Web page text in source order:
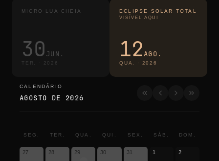
MICRO LUA CHEIA
30 JUN.
TER. · 2026
ECLIPSE SOLAR TOTAL
VISÍVEL AQUI
12AGO.
QUA. · 2026
calendário
CALENDÁRIO
AGOSTO DE 2026
SEG. TER. QUA. QUI. SEX. SÁB. DOM.
27 28 29 30 31 1 2